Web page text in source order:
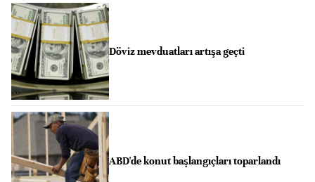
Döviz mevduatları artışa geçti
ABD'de konut başlangıçları toparlandı